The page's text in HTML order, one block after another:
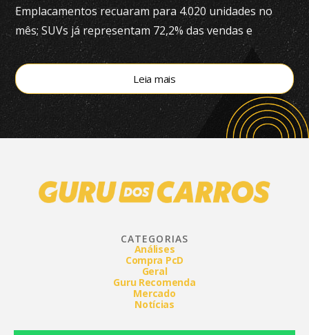
Emplacamentos recuaram para 4.020 unidades no
mês; SUVs já representam 72,2% das vendas e
modelos eletrificados respondem por 55,4% do
segmento, aponta a Bright Consulting.
Leia mais
CATEGORIAS
Análises
Compra PcD
Geral
Guru Recomenda
Mercado
Notícias